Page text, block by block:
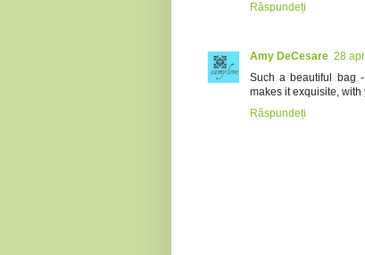
Răspundeți
Amy DeCesare 28
Such a beautiful bag
makes it exquisite,
Răspundeți